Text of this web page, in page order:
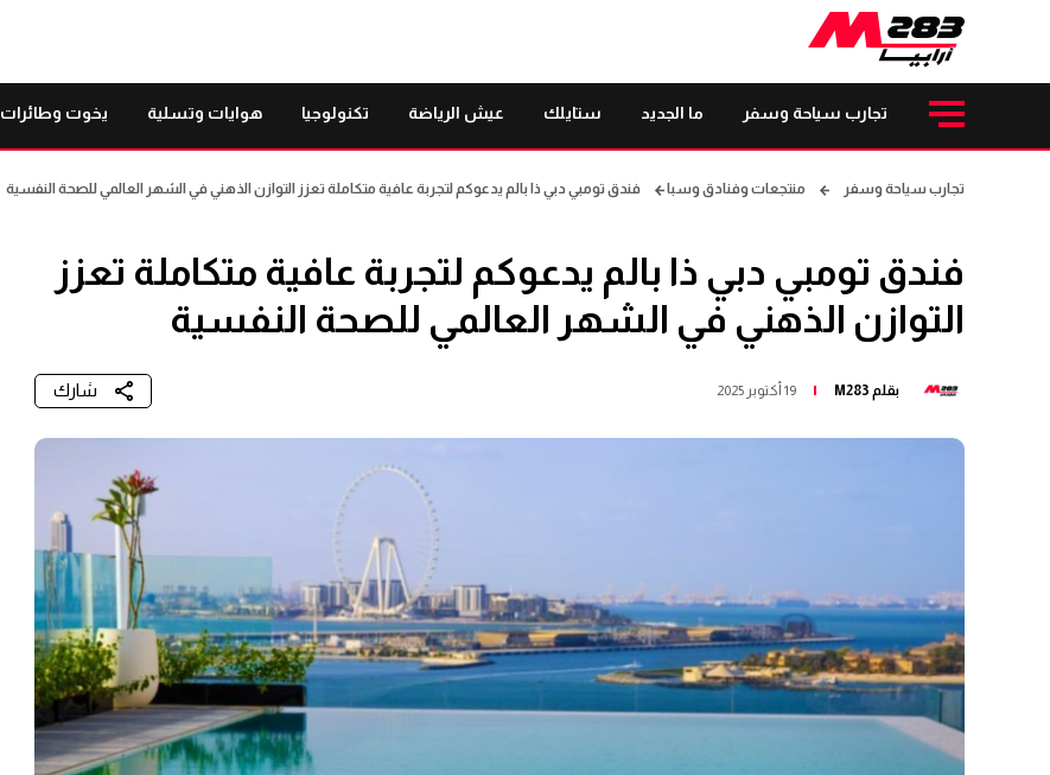
تجارب سياحة وسفر ما الجديد ستايلك عيش الرياضة تكنولوجيا هوايات وتسلية يخوت وطائرات
تجارب سياحة وسفر منتجعات وفنادق وسبا فندق تومبي دبي ذا بالم يدعوكم لتجربة عافية متكاملة تعزز التوازن الذهني في الشهر العالمي للصحة النفسية
فندق تومبي دبي ذا بالم يدعوكم لتجربة عافية متكاملة تعزز
التوازن الذهني في الشهر العالمي للصحة النفسية
بقلم M283 19 أكتوبر 2025 شارك